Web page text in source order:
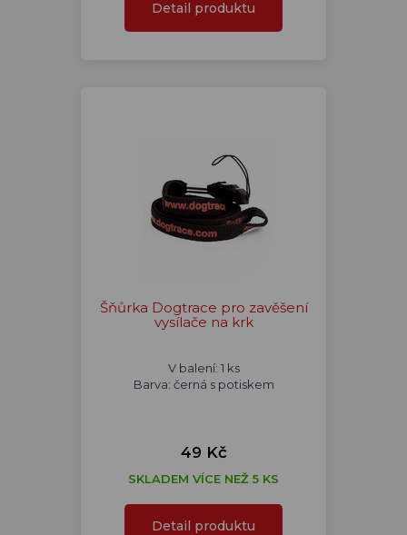
Detail produktu
Šňůrka Dogtrace pro zavěšení
vysílače na krk
V balení: 1 ks
Barva: černá s potiskem
49 Kč
SKLADEM VÍCE NEŽ 5 KS
Detail produktu